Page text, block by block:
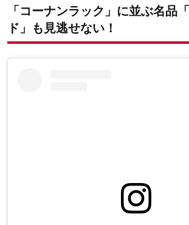
「コーナンラック」に並ぶ名品
ド」も見逃せない！